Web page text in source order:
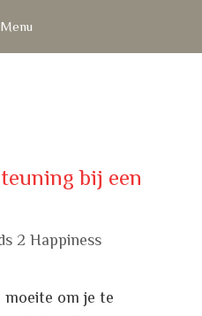
Menu
bij een
2 Happiness
moeite om je te